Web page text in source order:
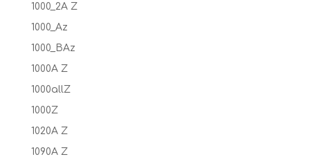
1000_2A Z
1000_Az
1000_BAz
1000A Z
1000allZ
1000Z
1020A Z
1090A Z